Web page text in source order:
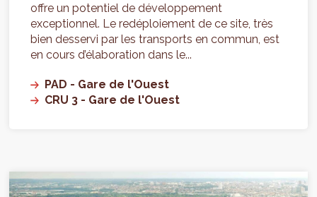
offre un potentiel de développement
exceptionnel. Le redéploiement de ce site, très
bien desservi par les transports en commun, est
en cours d’élaboration dans le...
PAD - Gare de l'Ouest
CRU 3 - Gare de l'Ouest